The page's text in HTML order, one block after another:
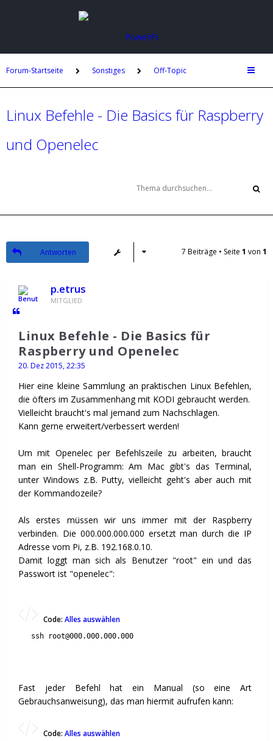
Forum-Startseite Sonstiges Off-Topic
Linux Befehle - Die Basics für Raspberry
und Openelec
Antworten 7 Beiträge • Seite 1 von 1
p.etrus
MITGLIED
Linux Befehle - Die Basics für
Raspberry und Openelec
20. Dez 2015, 22:35
Hier eine kleine Sammlung an praktischen Linux Befehlen,
die öfters im Zusammenhang mit KODI gebraucht werden.
Vielleicht braucht's mal jemand zum Nachschlagen.
Kann gerne erweitert/verbessert werden!
Um mit Openelec per Befehlszeile zu arbeiten, braucht
man ein Shell-Programm: Am Mac gibt's das Terminal,
unter Windows z.B. Putty, vielleicht geht's aber auch mit
der Kommandozeile?
Als erstes müssen wir uns immer mit der Raspberry
verbinden. Die 000.000.000.000 ersetzt man durch die IP
Adresse vom Pi, z.B. 192.168.0.10.
Damit loggt man sich als Benutzer "root" ein und das
Passwort ist "openelec":
Code: Alles auswählen
ssh root@000.000.000.000
Fast jeder Befehl hat ein Manual (so eine Art
Gebrauchsanweisung), das man hiermit aufrufen kann:
Code: Alles auswählen